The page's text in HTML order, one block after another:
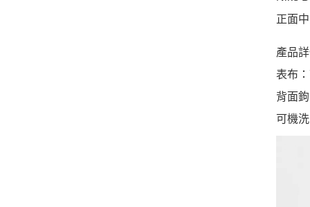
正面
產品
表布
背面
可機洗